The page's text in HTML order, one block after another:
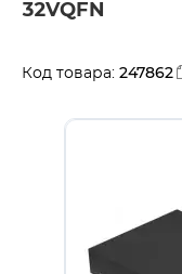
32VQFN
Код товара: 247862